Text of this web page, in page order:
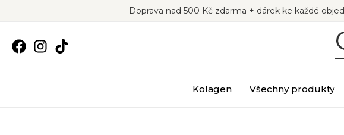
Doprava nad 500 Kč zdarma + dárek ke každé
Kolagen Všechny produkty